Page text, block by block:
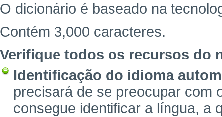
O dicionário é baseado na
Contém 3,000 caracteres.
Verifique todos os recursos do
Identificação do idioma
precisará de se preocupar com
consegue identificar a língua, a